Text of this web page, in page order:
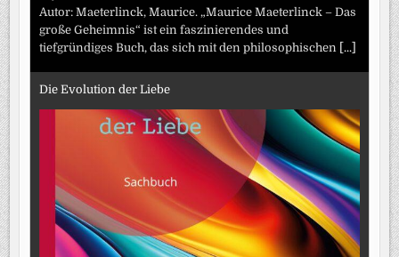
Autor: Maeterlinck, Maurice. „Maurice Maeterlinck – Das
große Geheimnis“ ist ein faszinierendes und
tiefgründiges Buch, das sich mit den philosophischen [...]
Die Evolution der Liebe